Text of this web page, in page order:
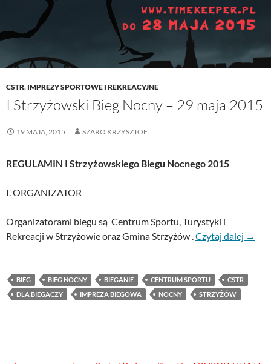
CSTR, IMPREZY SPORTOWE I REKREACYJNE
I Strzyżowski Bieg Nocny – 29 maja 2015
19 MAJA, 2015 SZARO KRZYSZTOF
REGULAMIN I Strzyżowskiego Biegu Nocnego 2015
I. ORGANIZATOR
Organizatorami biegu są Centrum Sportu, Turystyki i
Rekreacji w Strzyżowie oraz Gmina Strzyżów .Czytaj dalej →
BIEG BIEG NOCNY BIEGANIE CENTRUM SPORTU
CSTR
DLA BIEGACZY
IMPREZA BIEGOWA NOCNY STRZYŻÓW